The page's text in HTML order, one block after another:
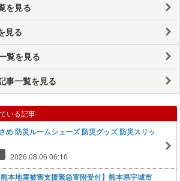
を見る
見る
覧を見る
事一覧を見る
いる記事
め 防災ルームシューズ 防災グッズ 防災スリッ
2026.08.06 06:10
本地震被害支援緊急寄附受付】熊本県宇城市